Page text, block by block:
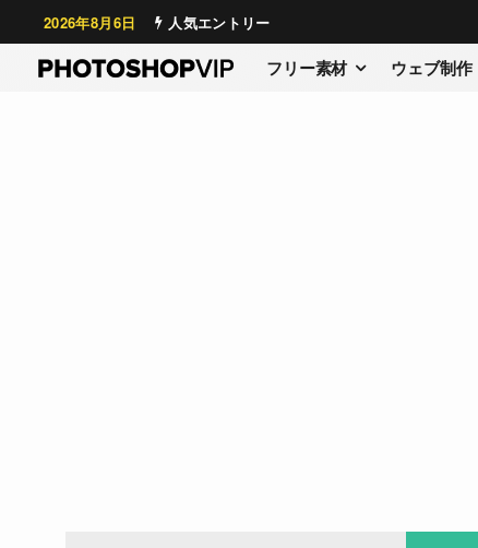
2026年8月6日 人気エントリー
フリー素材 ウェブ制作